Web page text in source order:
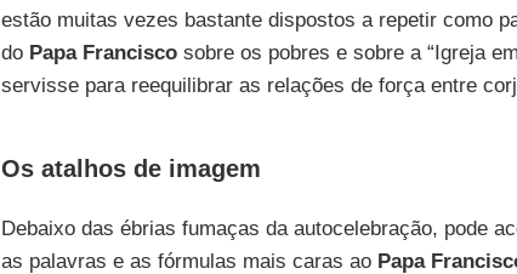
estão muitas vezes bastante dispostos a repetir como
do Papa Franciscosobre os pobres e sobre a “Igreja
servisse para reequilibrar as relações de força entre
Os atalhos de imagem
Debaixo das ébrias fumaças da autocelebração, pode
as palavras e as fórmulas mais caras ao Papa